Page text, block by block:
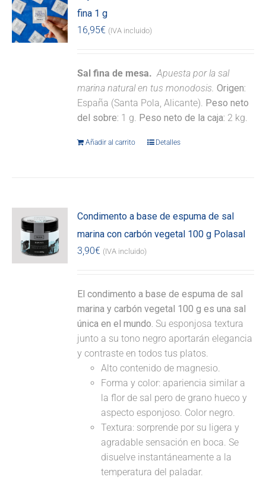
fina 1 g
16,95€ (IVA incluido)
Sal fina de mesa. Apuesta por la sal
marina natural en tus monodosis. Origen:
España (Santa Pola, Alicante). Peso neto
del sobre: 1 g. Peso neto de la caja: 2 kg.
Añadir al carrito Detalles
Condimento a base de espuma de sal
marina con carbón vegetal 100 g Polasal
3,90€ (IVA incluido)
El condimento a base de espuma de sal
marina y carbón vegetal 100 g es una sal
única en el mundo. Su esponjosa textura
junto a su tono negro aportarán elegancia
y contraste en todos tus platos.
Alto contenido de magnesio.
Forma y color: apariencia similar a
la flor de sal pero de grano hueco y
aspecto esponjoso. Color negro.
Textura: sorprende por su ligera y
agradable sensación en boca. Se
disuelve instantáneamente a la
temperatura del paladar.